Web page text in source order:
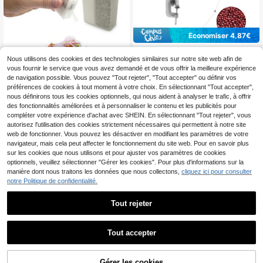
1/3/5 pièces Ensemble de pots à as
saisonnement en plastique transpar
ent pour sel et poivre, pots à assais
onnement en plastique avec couver
cles, pots à assaisonnement portabl
es, convenant pour les voyages, le
camping, les pique-niques, les activ
ités de plein air, la cuisine, les boîte
s à lunch, etc., peuvent contenir du
sel, du sucre, du poivre, du piment,
du sésame et d'autres assaisonnem
ents, convenant comme cadeaux p
our les femmes, les hommes et la fa
Dès 2 ,93€
1/2 pièces Moulin électrique, alimen
té par batterie, facile à utiliser. Moul
Économiser 4,87€
en fonte, broyeur à maïs, machine à
grains à manivelle, moulin à grains
manuel, moulin à grains à manivelle
pour moulins à blé, 1 lb par minute
32 ,97€ -12% 37,84€
7autres vendeurs
s manuel, moulin à grains à manivell
e, moulin à grains manuel
24
1
Nous utilisons des cookies et des technologies similaires sur notre site web afin de
vous fournir le service que vous avez demandé et de vous offrir la meilleure expérience
de navigation possible. Vous pouvez "Tout rejeter", "Tout accepter" ou définir vos
préférences de cookies à tout moment à votre choix. En sélectionnant "Tout accepter",
nous définirons tous les cookies optionnels, qui nous aident à analyser le trafic, à offrir
des fonctionnalités améliorées et à personnaliser le contenu et les publicités pour
compléter votre expérience d'achat avec SHEIN. En sélectionnant "Tout rejeter", vous
autorisez l'utilisation des cookies strictement nécessaires qui permettent à notre site
web de fonctionner. Vous pouvez les désactiver en modifiant les paramètres de votre
navigateur, mais cela peut affecter le fonctionnement du site web. Pour en savoir plus
sur les cookies que nous utilisons et pour ajuster vos paramètres de cookies
optionnels, veuillez sélectionner "Gérer les cookies". Pour plus d'informations sur la
manière dont nous traitons les données que nous collectons, cliquez ici pour consulter
notre Politique de confidentialité.
Tout rejeter
Tout accepter